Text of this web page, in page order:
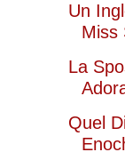
Un
Miss
La
Quel